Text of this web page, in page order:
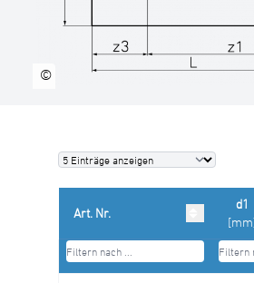
technische Datenblätter
©
Art. Nr.
d1